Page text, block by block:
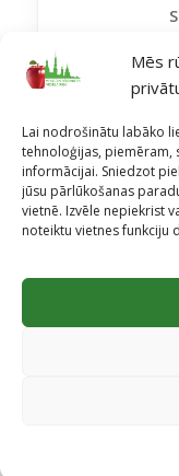
Mēs
Lai nodrošinātu labāko
tehnoloģijas, piemēram,
informācijai. Sniedzot
jūsu pārlūkošanas
vietnē. Izvēle nepiekrist
noteiktu vietnes funkciju